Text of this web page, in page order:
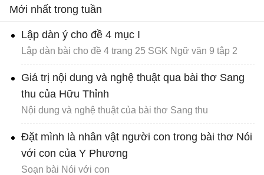
Mới nhất trong tuần
Lập dàn ý cho đề 4 mục I
Lập dàn bài cho đề 4 trang 25 SGK Ngữ văn 9 tập 2
Giá trị nội dung và nghệ thuật qua bài thơ Sang
thu của Hữu Thỉnh
Nội dung và nghệ thuật của bài thơ Sang thu
Đặt mình là nhân vật người con trong bài thơ Nói
với con của Y Phương
Soạn bài Nói với con